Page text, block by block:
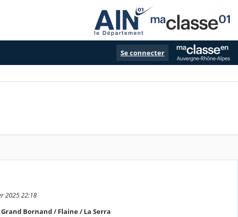
Se connecter
2025 22:18
Bornand / Flaine / La Serra